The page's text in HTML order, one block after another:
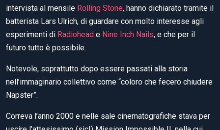
intervista al mensile Rolling Stone, hanno dichiarato tramite il
batterista Lars Ulrich, di guardare con molto interesse agli
esperimenti di Radiohead e Nine Inch Nails, e che per il
futuro tutto è possibile.
Notevole, soprattutto dopo essere passati alla storia
nell’immaginario collettivo come “coloro che fecero chiudere
Napster”.
Correva l’anno 2000 e nelle sale cinematografiche stava per